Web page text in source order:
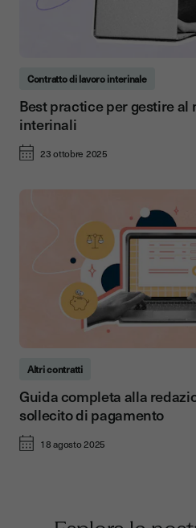
Contratto di lavoro interinale
Best practice per gestire al
interinali
23 ottobre 2025
Altri contratti
Guida completa alla
sollecito di pagamento
18 agosto 2025